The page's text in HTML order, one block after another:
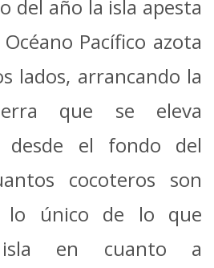
del año la isla apesta
Pacífico azota
lados, arrancando la
que se eleva
desde el fondo del
cocoteros son
lo único de lo que
en cuanto a